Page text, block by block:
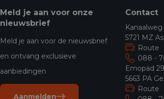
Meld je aan voor onze
nieuwsbrief
Meld je aan voor de nieuwsbrief
en ontvang exclusieve
aanbiedingen
Aanmelden
Contact
5721 MZ
Route
088 -
Emopad
5663 PA
Route